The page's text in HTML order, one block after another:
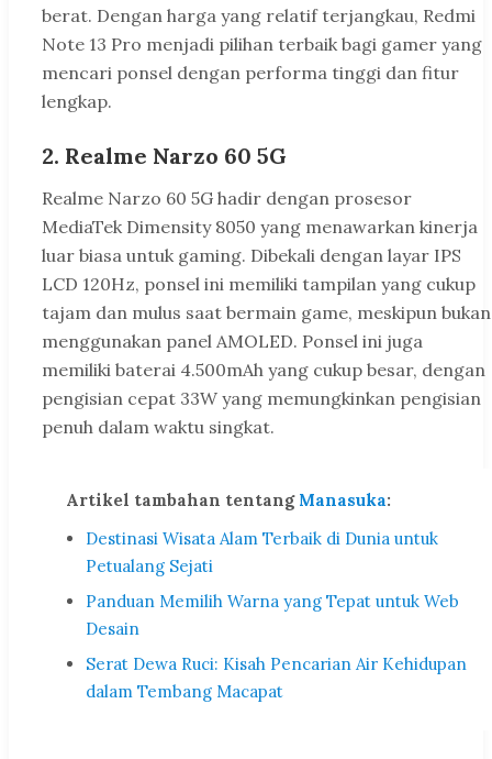
berat. Dengan harga yang relatif terjangkau, Redmi
Note 13 Pro menjadi pilihan terbaik bagi gamer yang
mencari ponsel dengan performa tinggi dan fitur
lengkap.
2. Realme Narzo 60 5G
Realme Narzo 60 5G hadir dengan prosesor
MediaTek Dimensity 8050 yang menawarkan kinerja
luar biasa untuk gaming. Dibekali dengan layar IPS
LCD 120Hz, ponsel ini memiliki tampilan yang cukup
tajam dan mulus saat bermain game, meskipun bukan
menggunakan panel AMOLED. Ponsel ini juga
memiliki baterai 4.500mAh yang cukup besar, dengan
pengisian cepat 33W yang memungkinkan pengisian
penuh dalam waktu singkat.
Artikel tambahan tentang Manasuka:
Destinasi Wisata Alam Terbaik di Dunia untuk
Petualang Sejati
Panduan Memilih Warna yang Tepat untuk Web
Desain
Serat Dewa Ruci: Kisah Pencarian Air Kehidupan
dalam Tembang Macapat